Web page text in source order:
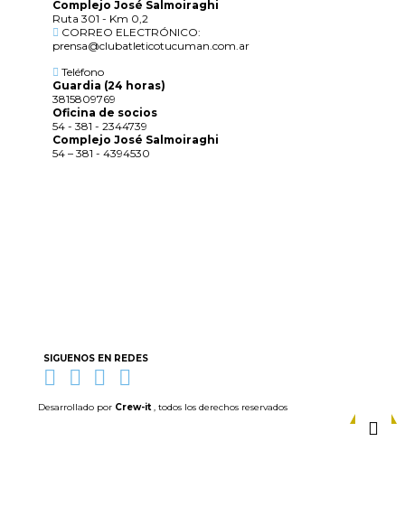
Complejo José Salmoiraghi
Ruta 301 - Km 0,2
CORREO ELECTRÓNICO:
prensa@clubatleticotucuman.com.ar
Teléfono
Guardia (24 horas)
3815809769
Oficina de socios
54 - 381 - 2344739
Complejo José Salmoiraghi
54 – 381 - 4394530
SIGUENOS EN REDES
Desarrollado por Crew-it , todos los derechos reservados